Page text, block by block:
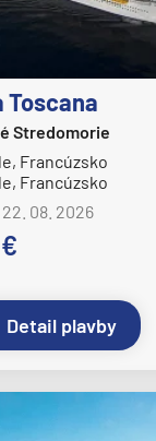
Toscana
Stredomorie
Francúzsko
Francúzsko
22. 08. 2026
Detail plavby